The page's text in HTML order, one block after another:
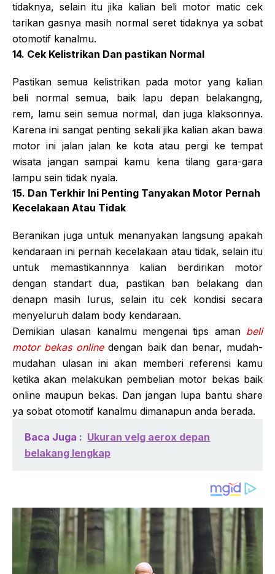
tidaknya, selain itu jika kalian beli motor matic cek
tarikan gasnya masih normal seret tidaknya ya sobat
otomotif kanalmu.
14. Cek Kelistrikan Dan pastikan Normal
Pastikan semua kelistrikan pada motor yang kalian
beli normal semua, baik lapu depan belakangng,
rem, lamu sein semua normal, dan juga klaksonnya.
Karena ini sangat penting sekali jika kalian akan bawa
motor ini jalan jalan ke kota atau pergi ke tempat
wisata jangan sampai kamu kena tilang gara-gara
lampu sein tidak nyala.
15. Dan Terkhir Ini Penting Tanyakan Motor Pernah
Kecelakaan Atau Tidak
Beranikan juga untuk menanyakan langsung apakah
kendaraan ini pernah kecelakaan atau tidak, selain itu
untuk memastikannnya kalian berdirikan motor
dengan standart dua, pastikan ban belakang dan
denapn masih lurus, selain itu cek kondisi secara
menyeluruh dalam body kendaraan.
Demikian ulasan kanalmu mengenai tips aman beli
motor bekas onlinedengan baik dan benar, mudah-
mudahan ulasan ini akan memberi referensi kamu
ketika akan melakukan pembelian motor bekas baik
online maupun bekas. Dan jangan lupa bantu share
ya sobat otomotif kanalmu dimanapun anda berada.
Baca Juga : Ukuran velg aerox depan
belakang lengkap